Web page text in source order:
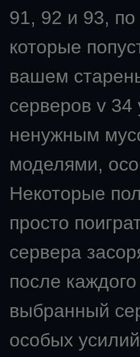
91, 92 и 93,
которые
вашем
серверов v 34
ненужным
моделями,
Некоторые
просто
сервера
после
выбранный
особых